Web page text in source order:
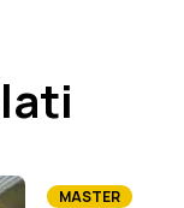
MASTER